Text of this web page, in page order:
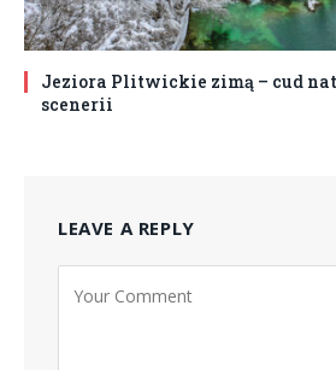
Jeziora Plitwickie zimą – cud
scenerii
LEAVE A REPLY